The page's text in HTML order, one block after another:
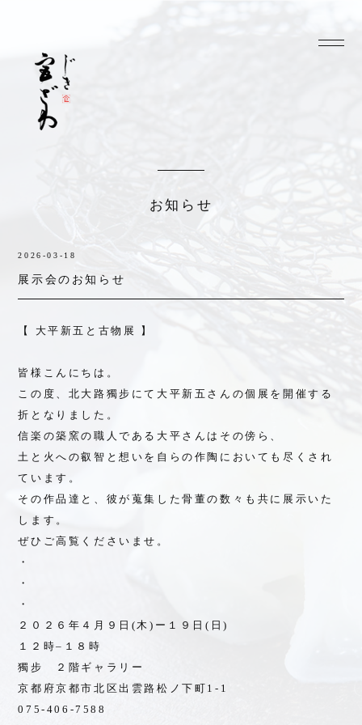
Instagram
お知らせ
2026-03-18
展示会のお知らせ
【 大平新五と古物展 】
皆様こんにちは。
この度、北大路獨步にて大平新五さんの個展を開催する
折となりました。
信楽の築窯の職人である大平さんはその傍ら、
土と火への叡智と想いを自らの作陶においても尽くされ
ています。
その作品達と、彼が蒐集した骨董の数々も共に展示いた
します。
ぜひご高覧くださいませ。
・
・
・
２０２６年４月９日(木)ー１９日(日)
１２時–１８時
獨步 ２階ギャラリー
京都府京都市北区出雲路松ノ下町1-1
075-406-7588